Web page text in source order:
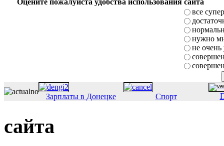
все супер
нужно
не очень
Зарплаты в Донецке Спорт
сайта